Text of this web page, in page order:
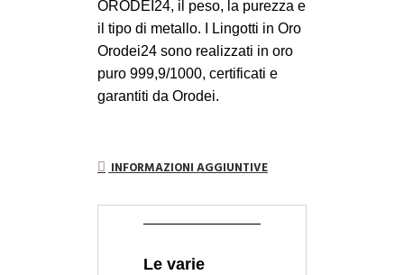
ORODEI24, il peso, la purezza e
il tipo di metallo. I Lingotti in Oro
Orodei24 sono realizzati in oro
puro 999,9/1000, certificati e
garantiti da Orodei.
INFORMAZIONI AGGIUNTIVE
Le varie